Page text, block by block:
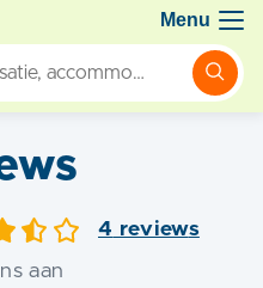
Menu
4 reviews
aan